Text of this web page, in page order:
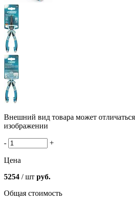
Внешний вид товара может
изображении
- +
Цена
5254 / шт руб.
Общая стоимость